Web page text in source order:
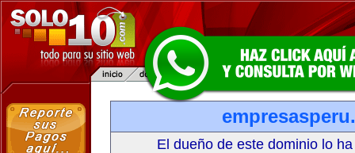
El dueño de este dominio lo